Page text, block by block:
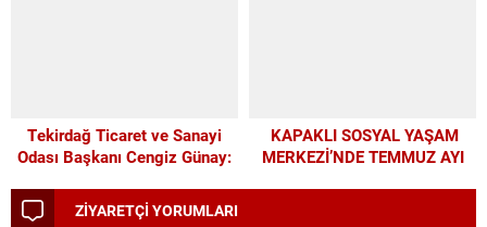
Tekirdağ Ticaret ve Sanayi
Odası Başkanı Cengiz Günay:
GELEN DESTEĞİ VERİYORUZ
KAPAKLI SOSYAL YAŞAM
MERKEZİ’NDE TEMMUZ AYI
ZİYARETÇİ YORUMLARI